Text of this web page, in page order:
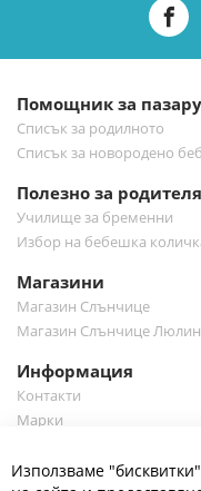
бюлетин:
Помощник за
Списък за родилното
Списък за новородено
Полезно за родителя
Училище за бременни
Избор на бебешка
Магазини
Магазин Слънчице
Магазин Слънчице Люлин
Информация
Контакти
Марки
Полезно
Използваме